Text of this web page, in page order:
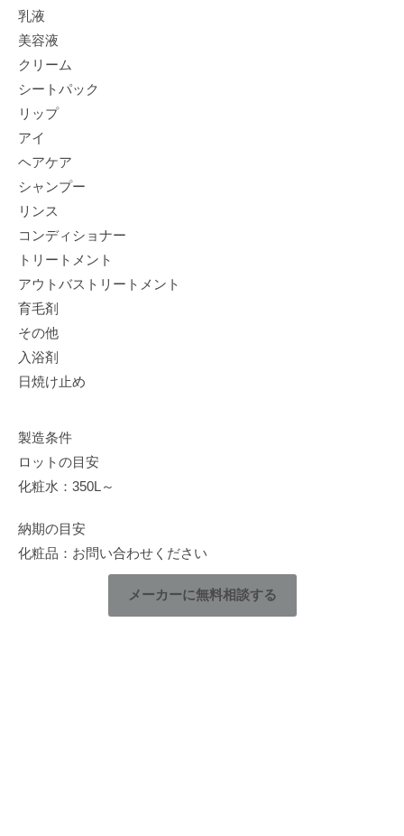
乳液
美容液
クリーム
シートパック
リップ
アイ
ヘアケア
シャンプー
リンス
コンディショナー
トリートメント
アウトバストリートメント
育毛剤
その他
入浴剤
日焼け止め
製造条件
ロットの目安
化粧水：350L～
納期の目安
化粧品：お問い合わせください
メーカーに無料相談する